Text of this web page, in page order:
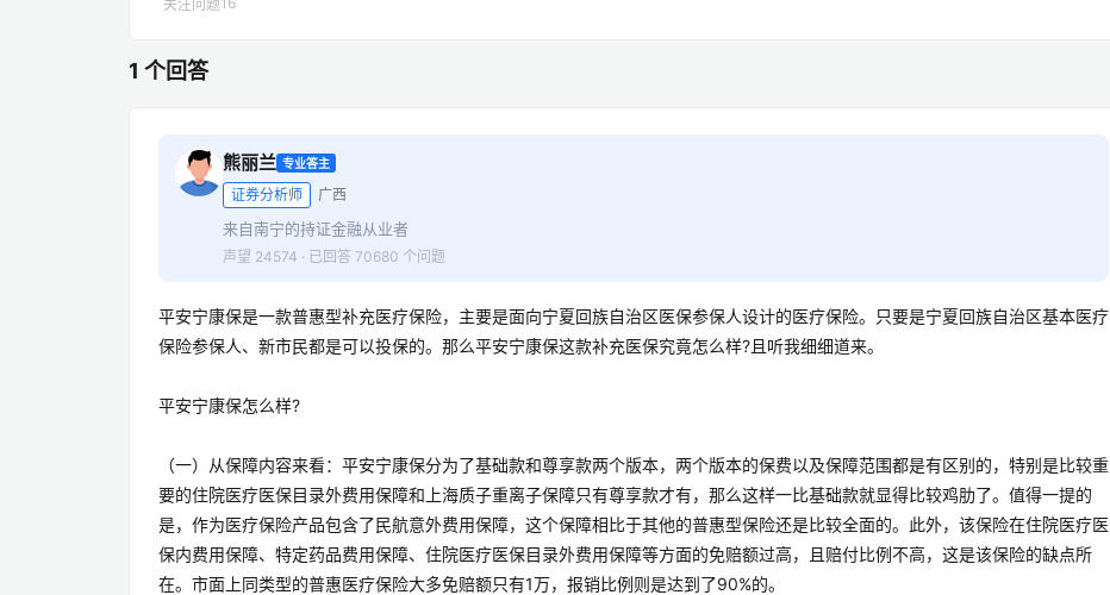
关注问题
1 个回答
熊丽兰 专业答主
证券分析师 广西
来自南宁的持证金融从业者
声望 24574 · 已回答 70680 个问题
平安宁康保是一款普惠型补充医疗保险，主要是面向宁夏回族自治区医保参保人设计的医疗保险。只要是宁夏回族自治区基本医疗
保险参保人、新市民都是可以投保的。那么平安宁康保这款补充医保究竟怎么样?且听我细细道来。
平安宁康保怎么样?
（一）从保障内容来看：平安宁康保分为了基础款和尊享款两个版本，两个版本的保费以及保障范围都是有区别的，特别是比较重
要的住院医疗医保目录外费用保障和上海质子重离子保障只有尊享款才有，那么这样一比基础款就显得比较鸡肋了。值得一提的
是，作为医疗保险产品包含了民航意外费用保障，这个保障相比于其他的普惠型保险还是比较全面的。此外，该保险在住院医疗医
保内费用保障、特定药品费用保障、住院医疗医保目录外费用保障等方面的免赔额过高，且赔付比例不高，这是该保险的缺点所
在。市面上同类型的普惠医疗保险大多免赔额只有1万，报销比例则是达到了90%的。